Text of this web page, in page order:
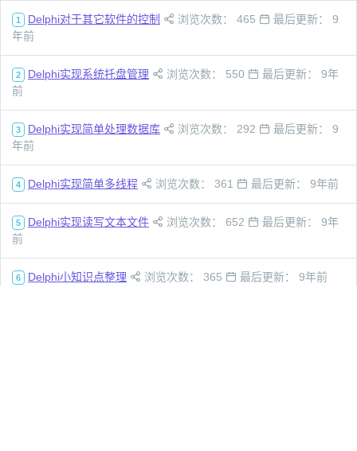
1 Delphi对于其它软件的控制 浏览次数： 465
最后更新： 9
年前
2 Delphi实现系统托盘管理 浏览次数： 550
最后更新： 9年
前
3 Delphi实现简单处理数据库 浏览次数： 292
最后更新： 9
年前
4 Delphi实现简单多线程 浏览次数： 361 最后更新： 9年前
5 Delphi实现读写文本文件 浏览次数： 652
最后更新： 9年
前
6 Delphi小知识点整理 浏览次数： 365 最后更新： 9年前